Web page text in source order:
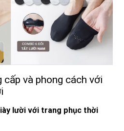
cấp và phong cách với
lười với trang phục thời